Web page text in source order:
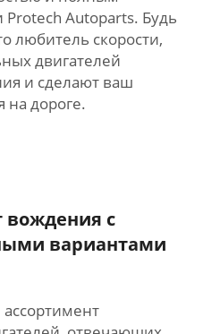
Protech Autoparts. Будь
любитель скорости,
двигателей
и сделают ваш
дороге.
вождения с
вариантами